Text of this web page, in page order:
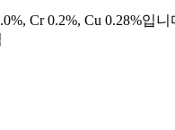
Cr 0.2%, Cu 0.28%